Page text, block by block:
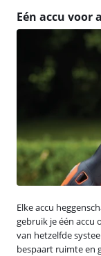
Eén accu voor
Elke accu
gebruik je één accu
van hetzelfde
bespaart ruimte en